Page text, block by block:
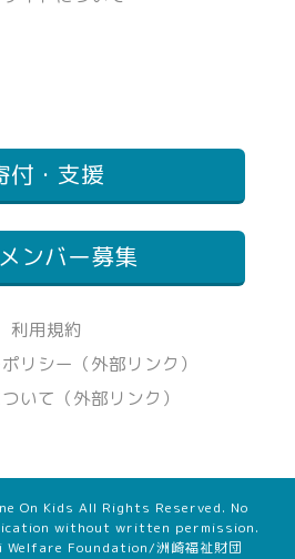
付・支援
ンバー募集
利用規約
リシー（外部リンク）
いて（外部リンク）
On Kids All Rights Reserved. No
without written permission.
Foundation/洲崎福祉財団